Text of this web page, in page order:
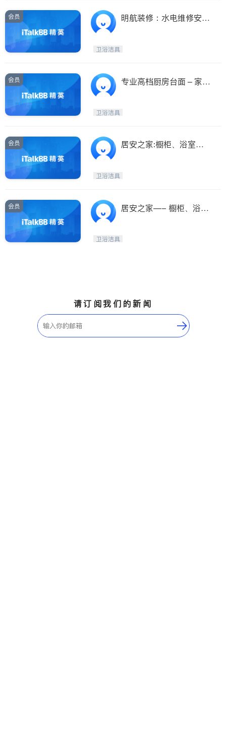
会员
明航装修：水电维修安
卫浴洁具
会员
专业高档厨房台面 – 家意
卫浴洁具
会员
居安之家:橱柜、浴室
卫浴洁具
会员
居安之家—- 橱柜、浴室
卫浴洁具
请订阅我们的新闻